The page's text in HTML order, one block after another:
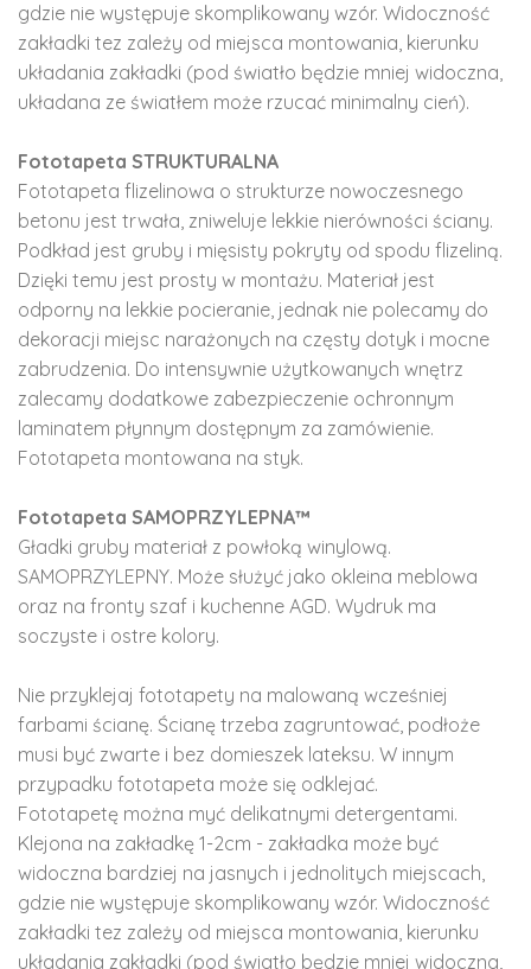
gdzie nie występuje skomplikowany wzór. Widoczność
zakładki tez zależy od miejsca montowania, kierunku
układania zakładki (pod światło będzie mniej widoczna,
układana ze światłem może rzucać minimalny cień).
Fototapeta STRUKTURALNA
Fototapeta flizelinowa o strukturze nowoczesnego
betonu jest trwała, zniweluje lekkie nierówności ściany.
Podkład jest gruby i mięsisty pokryty od spodu flizeliną.
Dzięki temu jest prosty w montażu. Materiał jest
odporny na lekkie pocieranie, jednak nie polecamy do
dekoracji miejsc narażonych na częsty dotyk i mocne
zabrudzenia. Do intensywnie użytkowanych wnętrz
zalecamy dodatkowe zabezpieczenie ochronnym
laminatem płynnym dostępnym za zamówienie.
Fototapeta montowana na styk.
Fototapeta SAMOPRZYLEPNA™
Gładki gruby materiał z powłoką winylową.
SAMOPRZYLEPNY. Może służyć jako okleina meblowa
oraz na fronty szaf i kuchenne AGD. Wydruk ma
soczyste i ostre kolory.
Nie przyklejaj fototapety na malowaną wcześniej
farbami ścianę. Ścianę trzeba zagruntować, podłoże
musi być zwarte i bez domieszek lateksu. W innym
przypadku fototapeta może się odklejać.
Fototapetę można myć delikatnymi detergentami.
Klejona na zakładkę 1-2cm - zakładka może być
widoczna bardziej na jasnych i jednolitych miejscach,
gdzie nie występuje skomplikowany wzór. Widoczność
zakładki tez zależy od miejsca montowania, kierunku
układania zakładki (pod światło będzie mniej widoczna,